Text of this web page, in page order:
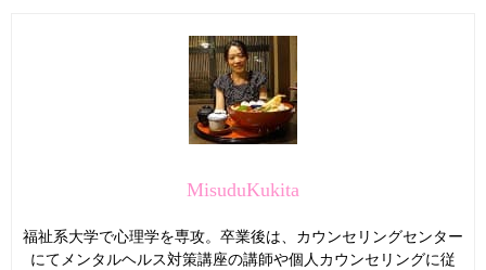
MisuduKukita
福祉系大学で心理学を専攻。卒業後は、カウンセリングセンター
にてメンタルヘルス対策講座の講師や個人カウンセリングに従